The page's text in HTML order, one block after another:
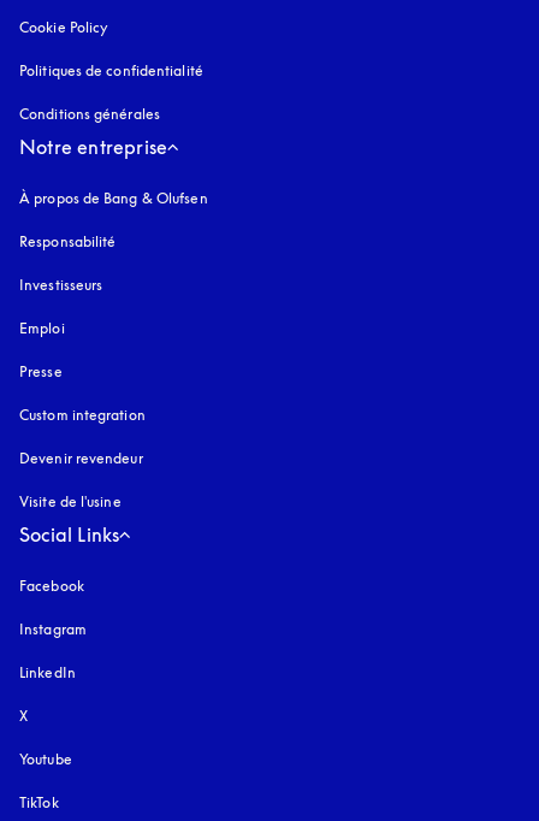
Cookie Policy
Politiques de confidentialité
Conditions générales
Notre entreprise
À propos de Bang & Olufsen
Responsabilité
Investisseurs
Emploi
Presse
Custom integration
Devenir revendeur
Visite de l'usine
Social Links
Facebook
Instagram
LinkedIn
X
Youtube
TikTok